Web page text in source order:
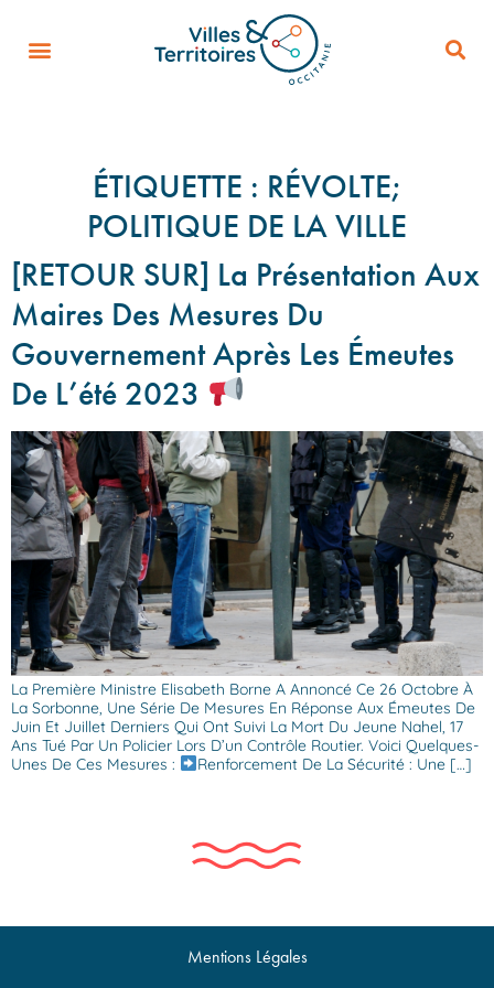
ÉTIQUETTE : RÉVOLTE;
POLITIQUE DE LA VILLE
[RETOUR SUR] La Présentation Aux
Maires Des Mesures Du
Gouvernement Après Les Émeutes
De L’été 2023
La Première Ministre Elisabeth Borne A Annoncé Ce 26 Octobre À
La Sorbonne, Une Série De Mesures En Réponse Aux Émeutes De
Juin Et Juillet Derniers Qui Ont Suivi La Mort Du Jeune Nahel, 17
Ans Tué Par Un Policier Lors D’un Contrôle Routier. Voici Quelques-
Unes De Ces Mesures :
Renforcement De La Sécurité : Une […]
Mentions Légales